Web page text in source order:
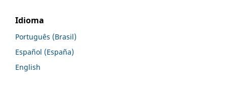
Idioma
Português (Brasil)
Español (España)
English